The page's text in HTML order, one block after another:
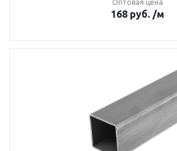
Оптовая цена
168 руб. /м